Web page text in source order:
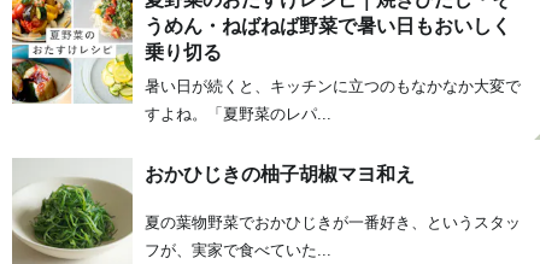
うめん・ねばねば野菜で暑い日もおいしく
乗り切る
暑い日が続くと、キッチンに立つのもなかなか大変で
すよね。「夏野菜のレパ...
おかひじきの柚子胡椒マヨ和え
夏の葉物野菜でおかひじきが一番好き、というスタッ
フが、実家で食べていた...